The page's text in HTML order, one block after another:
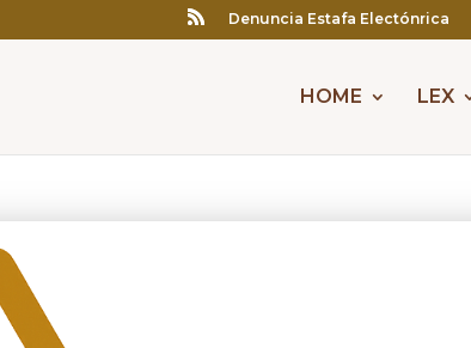
Denuncia Estafa Electónrica
HOME LEX